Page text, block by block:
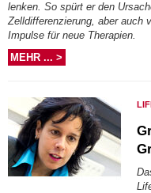
lenken. So spürt er den
Zelldifferenzierung, aber auch
Impulse für neue Therapien.
MEHR ... >